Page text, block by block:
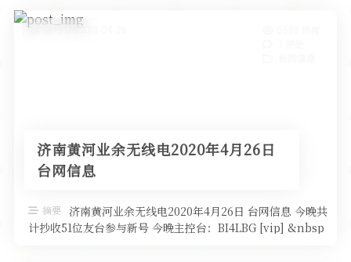
发布于 2020-04-26
济南黄河业余无线电2020年4月26日
台网信息
摘要 济南黄河业余无线电2020年4月26日 台网信息 今晚共
计抄收51位友台参与新号 今晚主控台：BI4LBG [vip] &nbsp